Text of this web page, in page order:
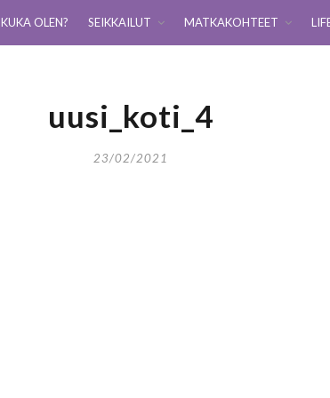
KUKA OLEN? SEIKKAILUT MATKAKOHTEET
uusi_koti_4
23/02/2021